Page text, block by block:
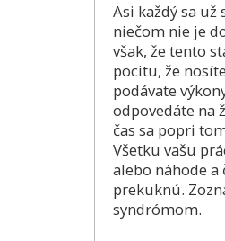
Asi každý sa
niečom nie je
však, že tento
pocitu, že
podávate
odpovedáte na
čas sa popri
Všetku vašu
alebo náhode a
prekuknú.
syndrómom.